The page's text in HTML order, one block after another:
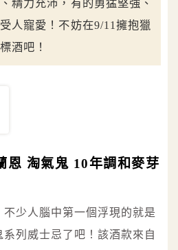
精力充沛，有的勇猛堅強、
人寵愛！不妨在9/11擁抱獵
酒吧！
恩 淘氣鬼 10年調和麥芽
少人腦中第一個浮現的就是
列威士忌了吧！該酒款來自